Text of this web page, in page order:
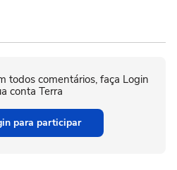
todos comentários, faça Login
conta Terra
para participar